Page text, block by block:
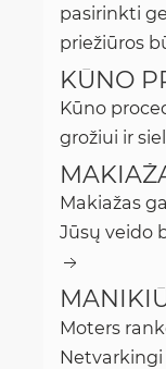
pasirinkti
priežiūros
KŪNO
Kūno
grožiui ir
Makiažas
Jūsų veido
Moters
Netvarkingi